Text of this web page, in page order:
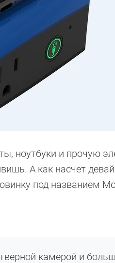
ноутбуки и прочую
А как насчет
под названием
камерой и